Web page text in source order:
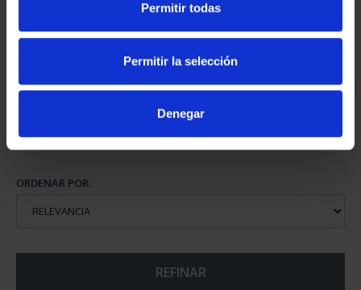
Permitir todas
Permitir la selección
Denegar
PROVINCIA COLECCION
COMPLET...
ORDENAR POR:
REFINAR